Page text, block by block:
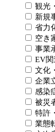
観光
新規
省力
空き
事業
EV関
文化
企業
感染
被災
特許
業態